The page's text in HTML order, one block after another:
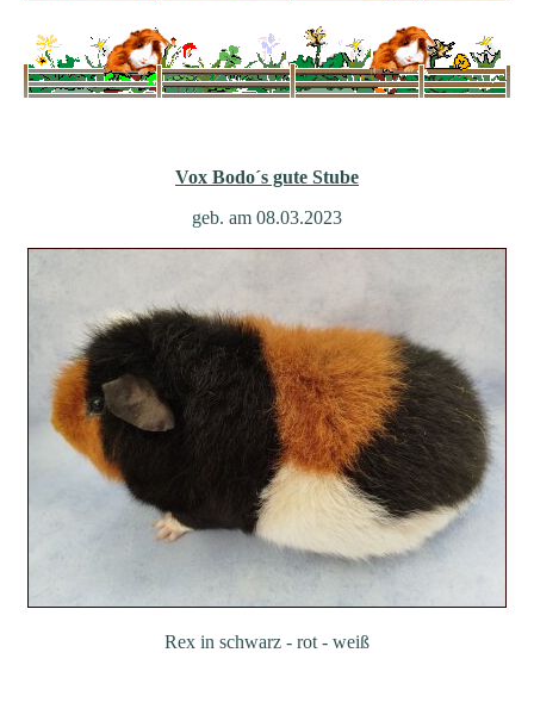
Vox Bodo´s gute Stube
geb. am 08.03.2023
Rex in schwarz - rot - weiß